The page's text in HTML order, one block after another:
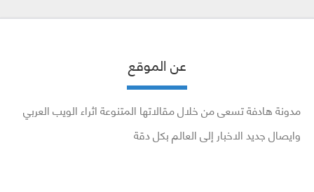
عن الموقع
مدونة هادفة تسعى من خلال مقالاتها المتنوعة اثراء الويب العربي
وايصال جديد الاخبار إلى العالم بكل دقة